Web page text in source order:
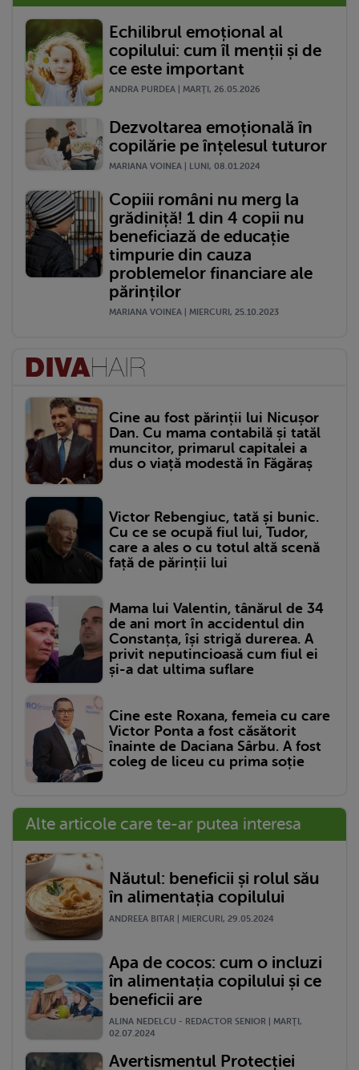
Echilibrul emoțional al
copilului: cum îl menții și de
ce este important
ANDRA PURDEA | MARŢI, 26.05.2026
Dezvoltarea emoțională în
copilărie pe înțelesul tuturor
MARIANA VOINEA | LUNI, 08.01.2024
Copiii români nu merg la
grădiniță! 1 din 4 copii nu
beneficiază de educație
timpurie din cauza
problemelor financiare ale
părinților
MARIANA VOINEA | MIERCURI, 25.10.2023
Cine au fost părinții lui Nicușor
Dan. Cu mama contabilă și tatăl
muncitor, primarul capitalei a
dus o viață modestă în Făgăraș
Victor Rebengiuc, tată și bunic.
Cu ce se ocupă fiul lui, Tudor,
care a ales o cu totul altă scenă
față de părinții lui
Mama lui Valentin, tânărul de 34
de ani mort în accidentul din
Constanța, își strigă durerea. A
privit neputincioasă cum fiul ei
și-a dat ultima suflare
Cine este Roxana, femeia cu care
Victor Ponta a fost căsătorit
înainte de Daciana Sârbu. A fost
coleg de liceu cu prima soție
Alte articole care te-ar putea interesa
Năutul: beneficii și rolul său
în alimentația copilului
ANDREEA BITAR | MIERCURI, 29.05.2024
Apa de cocos: cum o incluzi
în alimentația copilului și ce
beneficii are
ALINA NEDELCU - REDACTOR SENIOR | MARŢI,
02.07.2024
Avertismentul Protecției